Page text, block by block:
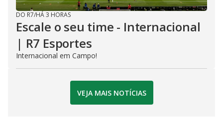
DO R7/HÁ 3 HORAS
Escale o seu time - Internacional
| R7 Esportes
Internacional em Campo!
VEJA MAIS NOTÍCIAS